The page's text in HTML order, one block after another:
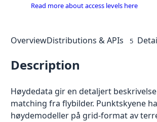
Read more about access levels here
OverviewDistributions & APIs 5
Description
Høydedata gir en detaljert
matching fra flybilder. Punktskyene
høydemodeller på grid-format av